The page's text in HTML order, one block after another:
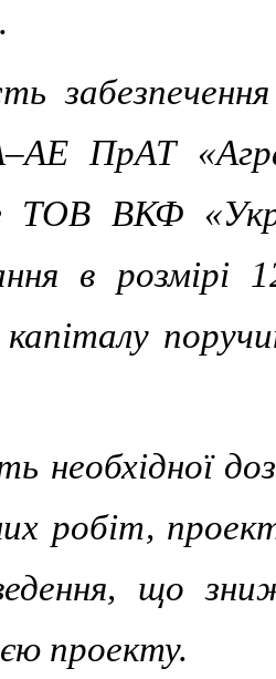
ПрАТ
ТОВ ВКФ
в
капіталу
необхідної
робіт,
що
проекту.